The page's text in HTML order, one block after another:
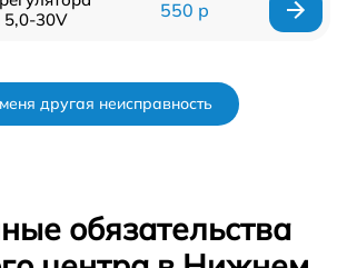
5,0-30V
550 р
другая неисправность
обязательства